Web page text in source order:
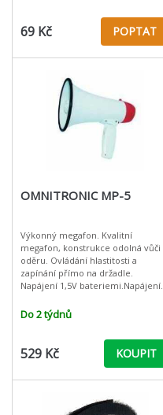
69 Kč POPTAT
OMNITRONIC MP-5
Výkonný megafon. Kvalitní
megafon, konstrukce odolná vůči
oděru. Ovládání hlastitosti a
zapínání přímo na držadle.
Napájení 1,5V bateriemi.Napájení:
5 W RMS Průměr horny: 135 mm
Do 2 týdnů
529 Kč KOUPIT